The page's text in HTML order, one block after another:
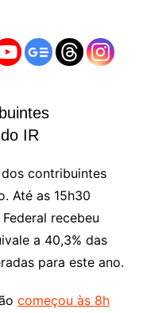
IR
contribuintes
Até as 15h30
recebeu
a 40,3% das
para este ano.
começou às 8h